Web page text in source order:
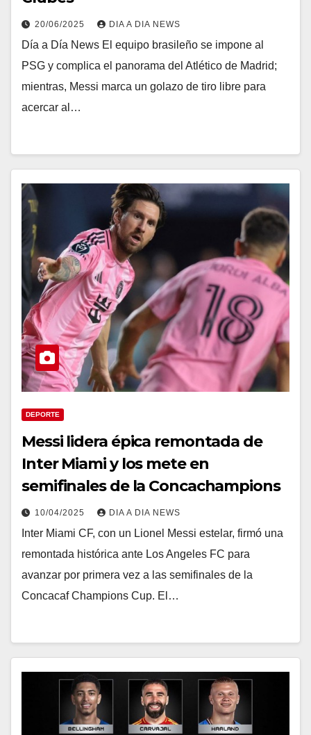
20/06/2025 DIA A DIA NEWS
Día a Día News El equipo brasileño se impone al
PSG y complica el panorama del Atlético de Madrid;
mientras, Messi marca un golazo de tiro libre para
acercar al…
DEPORTE
Messi lidera épica remontada de
Inter Miami y los mete en
semifinales de la Concachampions
10/04/2025 DIA A DIA NEWS
Inter Miami CF, con un Lionel Messi estelar, firmó una
remontada histórica ante Los Angeles FC para
avanzar por primera vez a las semifinales de la
Concacaf Champions Cup. El…